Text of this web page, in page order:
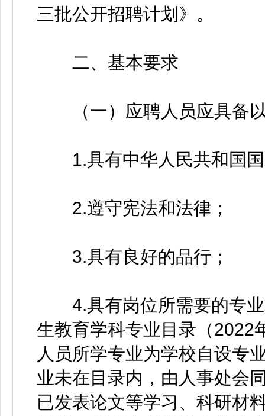
三批公开招聘计划》。
二、基本要求
（一）应聘人员应具备
1.具有中华人民共和国国
2.遵守宪法和法律；
3.具有良好的品行；
4.具有岗位所需要的专业
生教育学科专业目录（2022
人员所学专业为学校自设专
业未在目录内，由人事处会
已发表论文等学习、科研材